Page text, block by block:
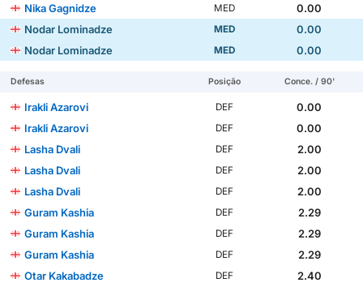
Nika Gagnidze
MED
0.00
Nodar Lominadze
MED
0.00
Nodar Lominadze
MED 0.00
Defesas Posição Conce. / 90'
Irakli Azarovi DEF
0.00
Irakli Azarovi
DEF
0.00
Lasha Dvali
DEF
2.00
Lasha Dvali
DEF
2.00
Lasha Dvali
DEF
2.00
Guram Kashia
DEF
2.29
Guram Kashia
DEF
2.29
Guram Kashia
DEF
2.29
Otar Kakabadze
DEF
2.40